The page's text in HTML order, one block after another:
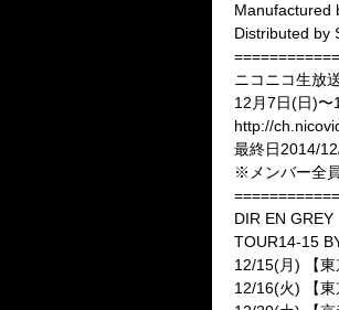
Manufactured
Distributed by
ニコニコ生放
12月7日(日)〜
http://
最終日2014/
※メンバー全
DIR EN GREY
TOUR14-15
12/15(月) 【
12/16(火) 【